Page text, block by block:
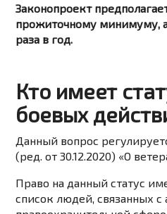
Законопроект
прожиточному минимуму,
раза в год.
Кто имеет
боевых
Данный вопрос
(ред. от 30.12.2020) «О
Право на данный статус
список людей, связанных